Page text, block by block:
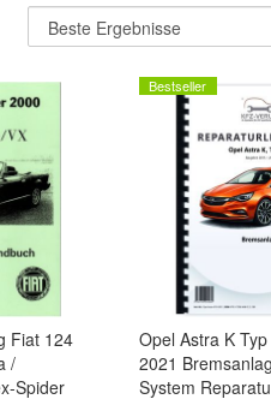
Fiat 124
/
Spider
Bestseller
Opel Astra K
2021
System